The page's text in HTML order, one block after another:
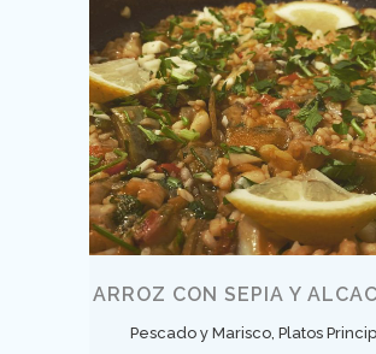
ARROZ CON SEPIA Y
Pescado y Marisco, Platos